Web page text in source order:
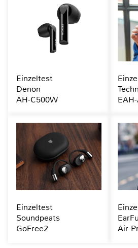
Einzeltest
Denon
AH-C500W
Einzeltest
Soundpeats
GoFree2
Air